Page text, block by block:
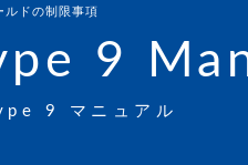
ルドの制限事項
9
9 マニュアル